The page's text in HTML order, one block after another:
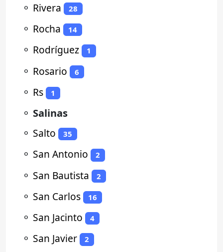
⚬ Rivera 28
⚬ Rocha 14
⚬ Rodríguez 1
⚬ Rosario 6
⚬ Rs 1
⚬ Salinas
⚬ Salto 35
⚬ San Antonio 2
⚬ San Bautista 2
⚬ San Carlos 16
⚬ San Jacinto 4
⚬ San Javier 2